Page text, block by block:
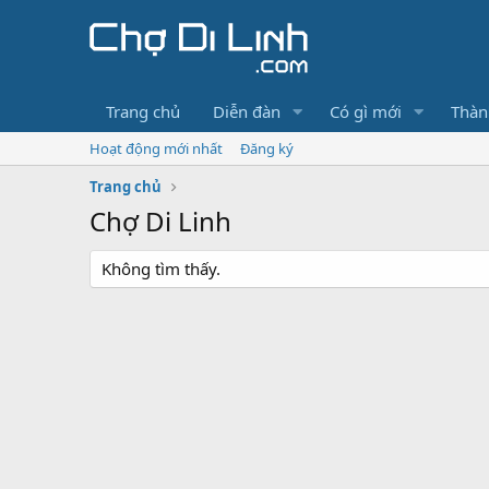
Trang chủ Diễn đàn Có gì mới
Hoạt động mới nhất
Đăng ký
Trang chủ
Chợ Di Linh
Không tìm thấy.